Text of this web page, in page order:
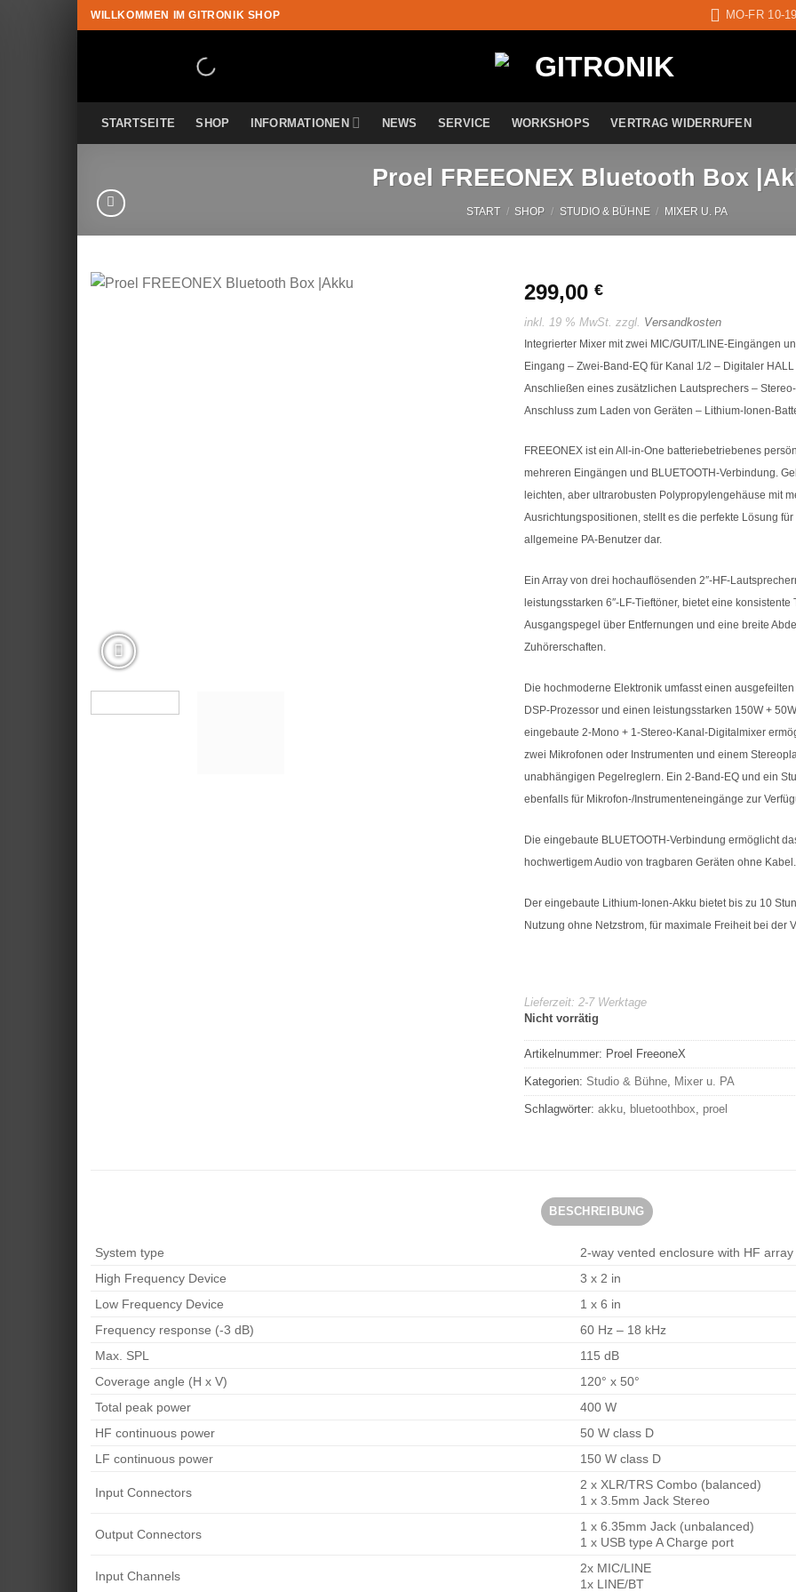
Zum
Inhalt
WILLKOMMEN IM GITRONIK SHOP MO-FR 10-
STARTSEITE SHOP INFORMATIONEN NEWS SERVICE WORKSHOPS VERTRAG WIDERRUFEN
Proel FREEONEX Bluetooth Box
START / SHOP / STUDIO & BÜHNE / MIXER U. PA
299,00 €
inkl. 19 % MwSt. zzgl. Versandkosten
Integrierter Mixer mit zwei MIC/GUIT/LINE-Eingängen
Eingang – Zwei-Band-EQ für Kanal 1/2 – Digitaler
Anschließen eines zusätzlichen Lautsprechers –
Anschluss zum Laden von Geräten – Lithium-Ionen-
FREEONEX ist ein All-in-One batteriebetriebenes
mehreren Eingängen und BLUETOOTH-Verbindung.
leichten, aber ultrarobusten Polypropylengehäuse mit
Ausrichtungspositionen, stellt es die perfekte Lösung für
allgemeine PA-Benutzer dar.
Ein Array von drei hochauflösenden 2″-HF-
leistungsstarken 6″-LF-Tieftöner, bietet eine
Ausgangspegel über Entfernungen und eine breite
Zuhörerschaften.
Die hochmoderne Elektronik umfasst einen
DSP-Prozessor und einen leistungsstarken 150W +
eingebaute 2-Mono + 1-Stereo-Kanal-Digitalmixer
zwei Mikrofonen oder Instrumenten und einem
unabhängigen Pegelreglern. Ein 2-Band-EQ und ein
ebenfalls für Mikrofon-/Instrumenteneingänge zur
Die eingebaute BLUETOOTH-Verbindung ermöglicht
hochwertigem Audio von tragbaren Geräten ohne Kabel.
Der eingebaute Lithium-Ionen-Akku bietet bis zu 10
Nutzung ohne Netzstrom, für maximale Freiheit bei der
Lieferzeit: 2-7 Werktage
Nicht vorrätig
Artikelnummer: Proel FreeoneX
Kategorien: Studio & Bühne, Mixer u. PA
Schlagwörter: akku, bluetoothbox, proel
BESCHREIBUNG
System type
2-way vented enclosure with HF array
High Frequency Device
3 x 2 in
Low Frequency Device
1 x 6 in
Frequency response (-3 dB)
60 Hz – 18 kHz
Max. SPL
115 dB
Coverage angle (H x V)
120° x 50°
Total peak power
400 W
HF continuous power
50 W class D
LF continuous power
150 W class D
Input Connectors
2 x XLR/TRS Combo (balanced)
1 x 3.5mm Jack Stereo
Output Connectors
1 x 6.35mm Jack (unbalanced)
1 x USB type A Charge port
Input Channels
2x MIC/LINE
1x LINE/BT